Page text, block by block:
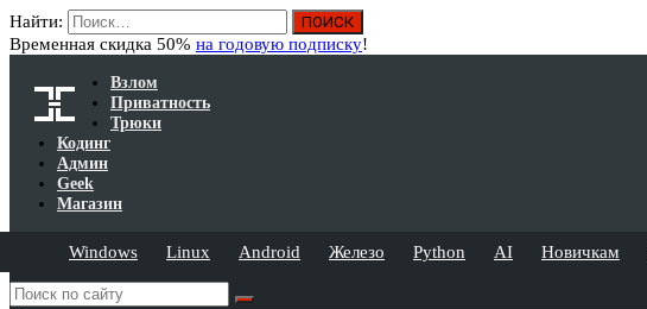
Найти:
Временная скидка 50% на годовую подписку!
Взлом
Приватность
Трюки
Кодинг
Админ
Geek
Магазин
Windows Linux Android Железо Python AI Новичкам